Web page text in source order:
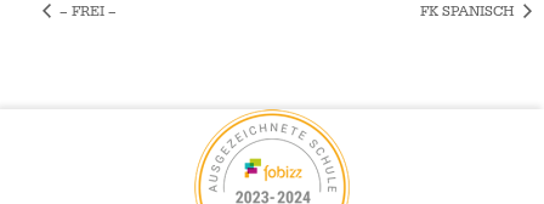
– FREI – FK SPANISCH